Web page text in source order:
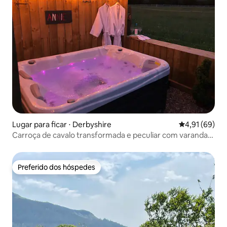
Lugar para ficar ⋅ Derbyshire 4,91 de uma
4,91 (69)
Carroça de cavalo transformada e peculiar com varanda
Preferido dos hóspedes
Preferido dos hóspedes